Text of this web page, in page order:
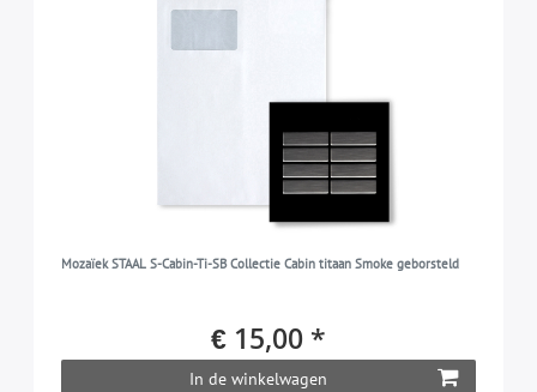
Mozaïek STAAL S-Cabin-Ti-SB Collectie Cabin titaan Smoke geborsteld
€ 15,00 *
In de winkelwagen